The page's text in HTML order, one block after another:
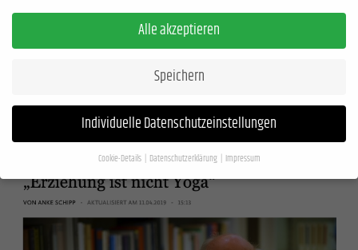
oder nicht. Manche trifft es schlimmer als andere. Und weil die Tage mit
den Kids schon ernst genug sind, muss der Vortrag über Pubertät nicht
Alle akzeptieren
Speichern
Individuelle Datenschutzeinstellungen
Cookie-Details Datenschutzerklärung Impressum
Datenschutzeinstellungen
Wenn Sie unter 16 Jahre alt sind und Ihre Zustimmung zu freiwilligen Diensten geben
möchten, müssen Sie Ihre Erziehungsberechtigten um Erlaubnis bitten.